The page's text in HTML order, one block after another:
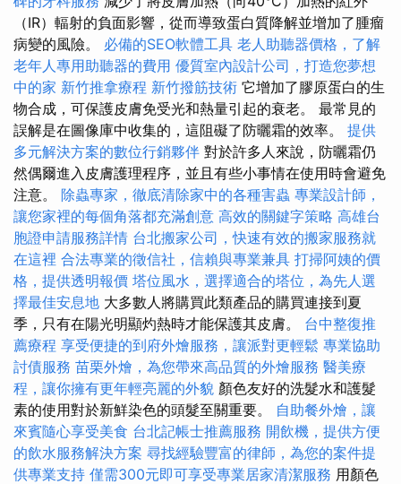
（IR）輻射的負面影響，從而導致蛋白質降解並增加了腫瘤
病變的風險。 必備的SEO軟體工具 老人助聽器價格，了解
老年人專用助聽器的費用 優質室內設計公司，打造您夢想
中的家 新竹推拿療程 新竹撥筋技術 它增加了膠原蛋白的生
物合成，可保護皮膚免受光和熱量引起的衰老。 最常見的
誤解是在圖像庫中收集的，這阻礙了防曬霜的效率。 提供
多元解決方案的數位行銷夥伴 對於許多人來說，防曬霜仍
然偶爾進入皮膚護理程序，並且有些小事情在使用時會避免
注意。 除蟲專家，徹底清除家中的各種害蟲 專業設計師，
讓您家裡的每個角落都充滿創意 高效的關鍵字策略 高雄台
胞證申請服務詳情 台北搬家公司，快速有效的搬家服務就
在這裡 合法專業的徵信社，信賴與專業兼具 打掃阿姨的價
格，提供透明報價 塔位風水，選擇適合的塔位，為先人選
擇最佳安息地 大多數人將購買此類產品的購買連接到夏
季，只有在陽光明顯灼熱時才能保護其皮膚。 台中整復推
薦療程 享受便捷的到府外燴服務，讓派對更輕鬆 專業協助
討債服務 苗栗外燴，為您帶來高品質的外燴服務 醫美療
程，讓你擁有更年輕亮麗的外貌 顏色友好的洗髮水和護髮
素的使用對於新鮮染色的頭髮至關重要。 自助餐外燴，讓
來賓隨心享受美食 台北記帳士推薦服務 開飲機，提供方便
的飲水服務解決方案 尋找經驗豐富的律師，為您的案件提
供專業支持 僅需300元即可享受專業居家清潔服務 用顏色